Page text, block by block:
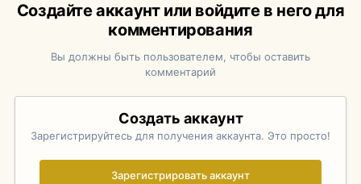
Создайте аккаунт или войдите в него для
комментирования
Вы должны быть пользователем, чтобы оставить
комментарий
Создать аккаунт
Зарегистрируйтесь для получения аккаунта. Это просто!
Зарегистрировать аккаунт